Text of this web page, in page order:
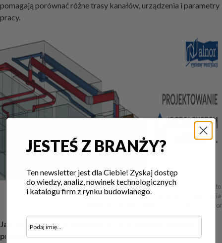
pomagają porównać różne trasy kanałów, urządzenia i parametry
pracy.
Projektowanie wentylacji mechanicznej w InstalSystem-Alnor 5.5 PL to
modelowanie, obliczenia
i dobór elementów w jednym narzędziu. Fot. Alnor
Jak kontrolować przepływy i straty ciśnienia podczas
projektowania?
JESTEŚ Z BRANŻY?
Ten newsletter jest dla Ciebie! Zyskaj dostęp
do wiedzy, analiz, nowinek technologicznych
i katalogu firm z rynku budowlanego.